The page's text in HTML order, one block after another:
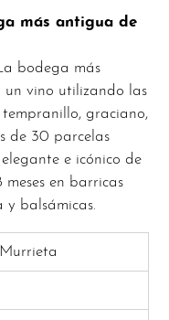
más antigua de
bodega más
vino utilizando las
graciano,
de 30 parcelas
e icónico de
en barricas
y balsámicas.